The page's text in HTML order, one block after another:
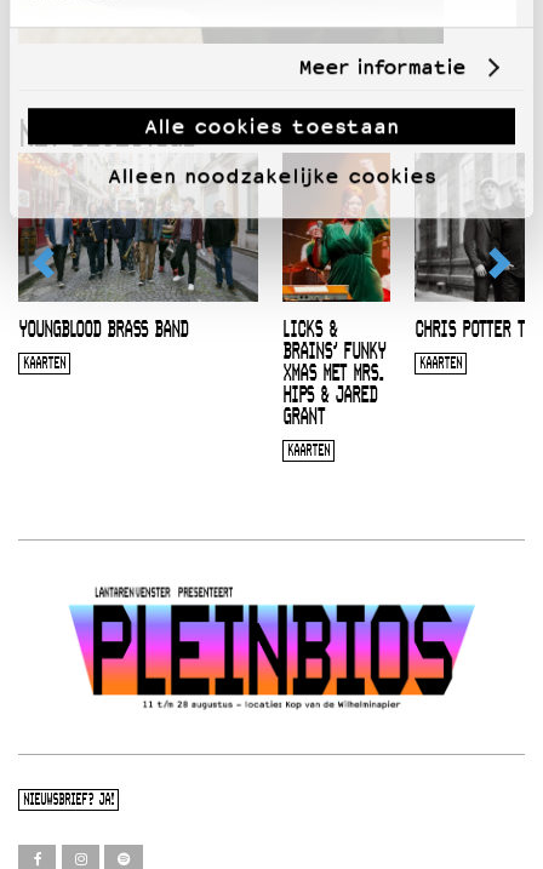
Meer informatie
Alle cookies toestaan
Alleen noodzakelijke cookies
NET BEVESTIGD
YOUNGBLOOD BRASS BAND
KAARTEN
LICKS &
BRAINS’ FUNKY
XMAS MET MRS.
HIPS & JARED
GRANT
KAARTEN
CHRIS POTTER
KAARTEN
NIEUWSBRIEF? JA!